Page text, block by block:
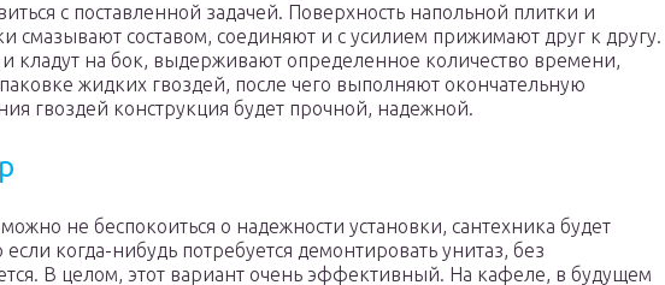
с поставленной задачей. Поверхность напольной плитки и
смазывают составом, соединяют и с усилием прижимают друг к другу.
кладут на бок, выдерживают определенное количество времени,
жидких гвоздей, после чего выполняют окончательную
гвоздей конструкция будет прочной, надежной.
не беспокоиться о надежности установки, сантехника будет
когда-нибудь потребуется демонтировать унитаз, без
В целом, этот вариант очень эффективный. На кафеле, в будущем